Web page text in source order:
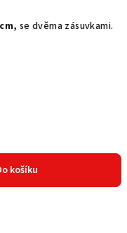
se dvěma zásuvkami.
košíku